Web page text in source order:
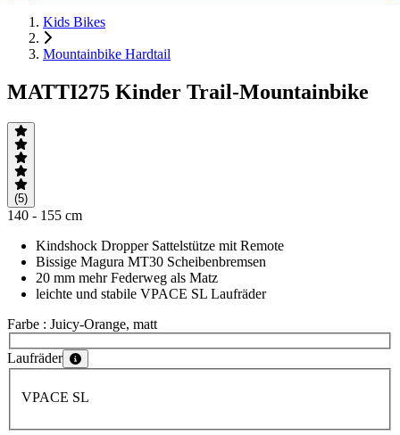
Kids Bikes
Mountainbike Hardtail
MATTI275 Kinder Trail-Mountainbike
(5)
140 - 155 cm
Kindshock Dropper Sattelstütze mit Remote
Bissige Magura MT30 Scheibenbremsen
20 mm mehr Federweg als Matz
leichte und stabile VPACE SL Laufräder
Farbe : Juicy-Orange, matt
Wähle eine Farbe
Laufräder
VPACE SL